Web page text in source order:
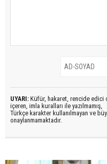
UYARI: Küfür, hakaret, rencide edici
içeren, imla kuralları ile yazılmamış,
Türkçe karakter kullanılmayan ve
onaylanmamaktadır.